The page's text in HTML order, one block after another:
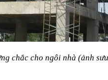
chắc cho ngôi nhà (ảnh